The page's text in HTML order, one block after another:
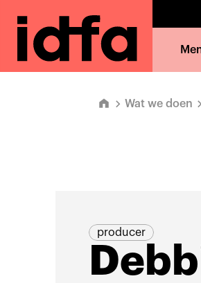
Wat we doen
producer